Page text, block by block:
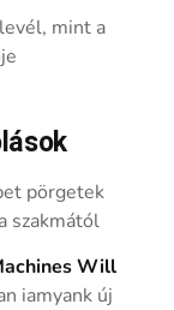
mint a
pörgetek
szakmától
Will
iamyank új